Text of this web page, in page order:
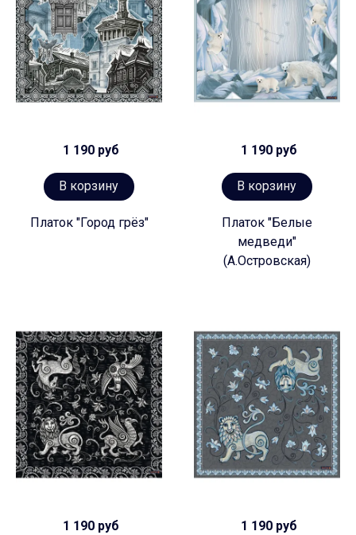
1 190 руб
В корзину
Платок "Город грёз"
1 190 руб
В корзину
Платок "Белые
медведи"
(А.Островская)
1 190 руб 1 190 руб